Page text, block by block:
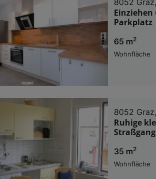
Parkplatz
65 m2
Wohnfläche
8052
Ruhige
35 m2
Wohnfläche